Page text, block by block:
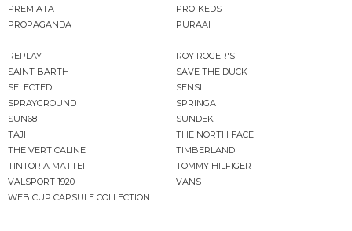
PREMIATA
PRO-KEDS
PROPAGANDA
PURAAI
REPLAY
ROY ROGER'S
SAINT BARTH
SAVE THE DUCK
SELECTED
SENSI
SPRAYGROUND
SPRINGA
SUN68
SUNDEK
TAJI
THE NORTH FACE
THE VERTICALINE
TIMBERLAND
TINTORIA MATTEI
TOMMY HILFIGER
VALSPORT 1920
VANS
WEB CUP CAPSULE COLLECTION